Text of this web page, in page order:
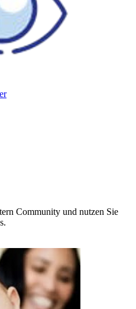
Community und nutzen Sie